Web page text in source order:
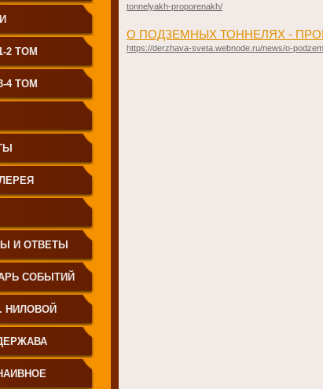
tonnelyakh-proporenakh/
О ПОДЗЕМНЫХ ТОННЕЛЯХ -
https://derzhava-sveta.webnode.ru/news/o-
2 ТОМ
4 ТОМ
И ОТВЕТЫ
СОБЫТИЙ
НИЛОВОЙ